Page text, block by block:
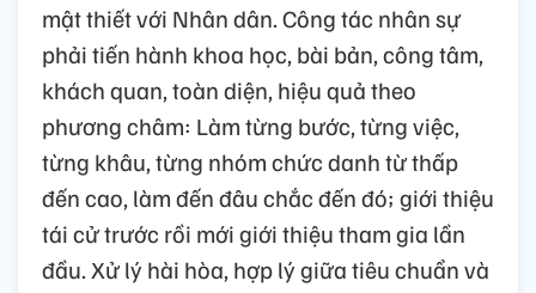
mật thiết với Nhân dân. Công tác nhân sự
phải tiến hành khoa học, bài bản, công tâm,
khách quan, toàn diện, hiệu quả theo
phương châm: Làm từng bước, từng việc,
từng khâu, từng nhóm chức danh từ thấp
đến cao, làm đến đâu chắc đến đó; giới thiệu
tái cử trước rồi mới giới thiệu tham gia lần
đầu. Xử lý hài hòa, hợp lý giữa tiêu chuẩn và